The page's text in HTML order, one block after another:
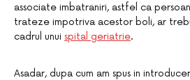
associate imbatraniri, astfel ca
trateze impotriva acestor boli, ar
cadrul unui spital geriatrie.
Asadar, dupa cum am spus in